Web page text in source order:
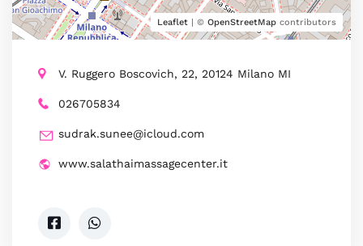
Leaflet | © OpenStreetMap contributors
V. Ruggero Boscovich, 22, 20124 Milano MI
026705834
sudrak.sunee@icloud.com
www.salathaimassagecenter.it